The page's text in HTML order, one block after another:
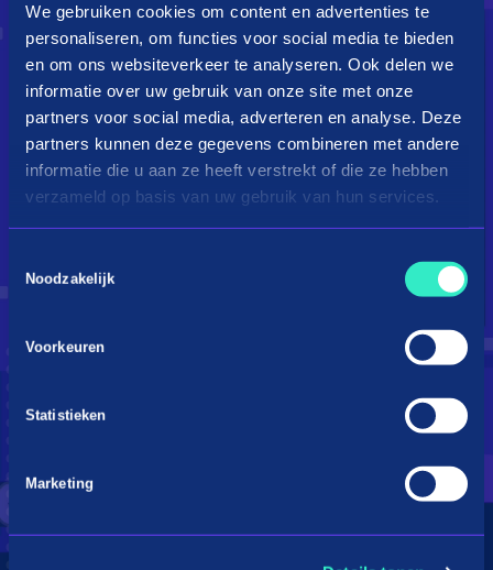
We gebruiken cookies om content en advertenties te
personaliseren, om functies voor social media te bieden
en om ons websiteverkeer te analyseren. Ook delen we
informatie over uw gebruik van onze site met onze
partners voor social media, adverteren en analyse. Deze
partners kunnen deze gegevens combineren met andere
informatie die u aan ze heeft verstrekt of die ze hebben
verzameld op basis van uw gebruik van hun services.
Noodzakelijk
Voorkeuren
Statistieken
Marketing
Droom je van een kingsize